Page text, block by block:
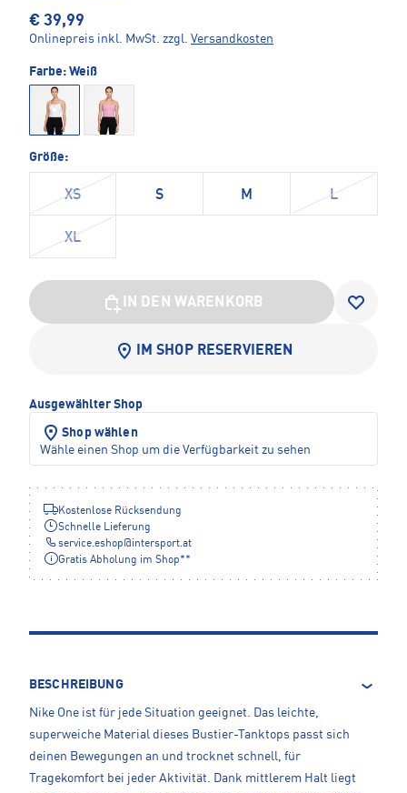
€ 39,99
Onlinepreis inkl. MwSt. zzgl. Versandkosten
Farbe: Weiß
Größe:
XS S M L
XL
IN DEN WARENKORB
IM SHOP RESERVIEREN
Ausgewählter Shop
Shop wählen
Wähle einen Shop um die Verfügbarkeit zu sehen
Kostenlose Rücksendung
Schnelle Lieferung
service.eshop@ intersport.at
Gratis Abholung im Shop**
BESCHREIBUNG
Nike One ist für jede Situation geeignet. Das leichte,
superweiche Material dieses Bustier-Tanktops passt sich
deinen Bewegungen an und trocknet schnell, für
Tragekomfort bei jeder Aktivität. Dank mittlerem Halt liegt